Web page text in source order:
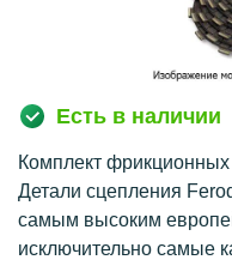
Есть в наличии
Комплект
Детали сцепления
самым высоким
исключительно самые